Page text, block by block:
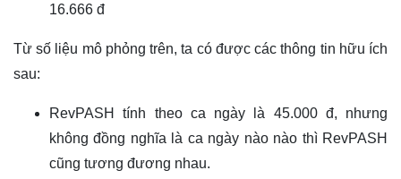
16.666 đ
Từ số liệu mô phỏng trên, ta có được các thông tin hữu ích
sau:
RevPASH tính theo ca ngày là 45.000 đ, nhưng
không đồng nghĩa là ca ngày nào nào thì RevPASH
cũng tương đương nhau.